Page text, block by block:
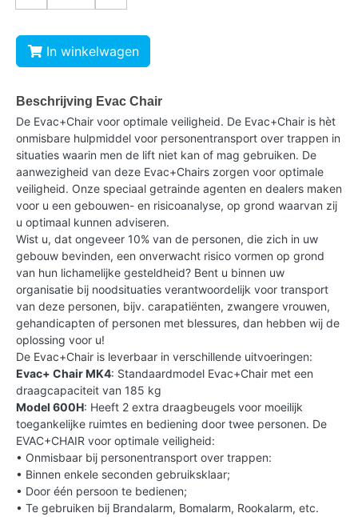
In winkelwagen
Beschrijving Evac Chair
De Evac+Chair voor optimale veiligheid. De Evac+Chair is hèt
onmisbare hulpmiddel voor personentransport over trappen in
situaties waarin men de lift niet kan of mag gebruiken. De
aanwezigheid van deze Evac+Chairs zorgen voor optimale
veiligheid. Onze speciaal getrainde agenten en dealers maken
voor u een gebouwen- en risicoanalyse, op grond waarvan zij
u optimaal kunnen adviseren.
Wist u, dat ongeveer 10% van de personen, die zich in uw
gebouw bevinden, een onverwacht risico vormen op grond
van hun lichamelijke gesteldheid? Bent u binnen uw
organisatie bij noodsituaties verantwoordelijk voor transport
van deze personen, bijv. carapatiënten, zwangere vrouwen,
gehandicapten of personen met blessures, dan hebben wij de
oplossing voor u!
De Evac+Chair is leverbaar in verschillende uitvoeringen:
Evac+ Chair MK4: Standaardmodel Evac+Chair met een
draagcapaciteit van 185 kg
Model 600H: Heeft 2 extra draagbeugels voor moeilijk
toegankelijke ruimtes en bediening door twee personen. De
EVAC+CHAIR voor optimale veiligheid:
• Onmisbaar bij personentransport over trappen:
• Binnen enkele seconden gebruiksklaar;
• Door één persoon te bedienen;
• Te gebruiken bij Brandalarm, Bomalarm, Rookalarm, etc.